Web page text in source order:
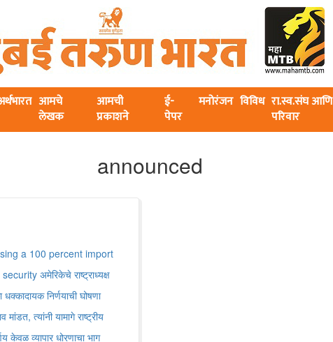
आमचे
लेखक
आमची
प्रकाशने
ई-
पेपर
मनोरंजन विविध रा.स्व.संघ आणि
परिवार
announced
a 100 percent import
अमेरिकेचे राष्ट्राध्यक्ष
धक्कादायक निर्णयाची घोषणा
त्यांनी यामागे राष्ट्रीय
केवळ व्यापार धोरणाचा भाग